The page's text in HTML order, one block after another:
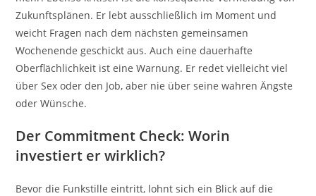
Zukunftsplänen. Er lebt ausschließlich im Moment und
weicht Fragen nach dem nächsten gemeinsamen
Wochenende geschickt aus. Auch eine dauerhafte
Oberflächlichkeit ist eine Warnung. Er redet vielleicht viel
über Sex oder den Job, aber nie über seine wahren Ängste
oder Wünsche.
Der Commitment Check: Worin
investiert er wirklich?
Bevor die Funkstille eintritt, lohnt sich ein Blick auf die